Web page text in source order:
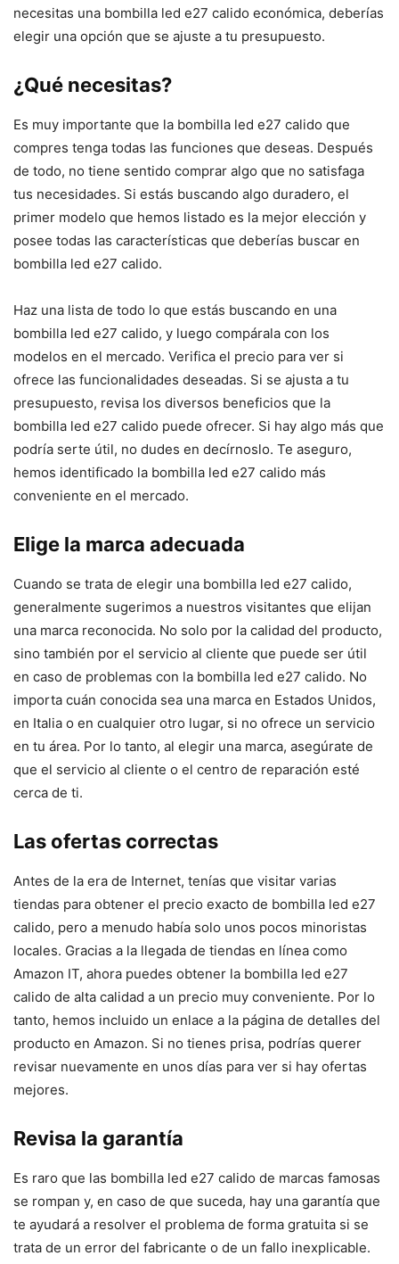
necesitas una bombilla led e27 calido económica, deberías
elegir una opción que se ajuste a tu presupuesto.
¿Qué necesitas?
Es muy importante que la bombilla led e27 calido que
compres tenga todas las funciones que deseas. Después
de todo, no tiene sentido comprar algo que no satisfaga
tus necesidades. Si estás buscando algo duradero, el
primer modelo que hemos listado es la mejor elección y
posee todas las características que deberías buscar en
bombilla led e27 calido.
Haz una lista de todo lo que estás buscando en una
bombilla led e27 calido, y luego compárala con los
modelos en el mercado. Verifica el precio para ver si
ofrece las funcionalidades deseadas. Si se ajusta a tu
presupuesto, revisa los diversos beneficios que la
bombilla led e27 calido puede ofrecer. Si hay algo más que
podría serte útil, no dudes en decírnoslo. Te aseguro,
hemos identificado la bombilla led e27 calido más
conveniente en el mercado.
Elige la marca adecuada
Cuando se trata de elegir una bombilla led e27 calido,
generalmente sugerimos a nuestros visitantes que elijan
una marca reconocida. No solo por la calidad del producto,
sino también por el servicio al cliente que puede ser útil
en caso de problemas con la bombilla led e27 calido. No
importa cuán conocida sea una marca en Estados Unidos,
en Italia o en cualquier otro lugar, si no ofrece un servicio
en tu área. Por lo tanto, al elegir una marca, asegúrate de
que el servicio al cliente o el centro de reparación esté
cerca de ti.
Las ofertas correctas
Antes de la era de Internet, tenías que visitar varias
tiendas para obtener el precio exacto de bombilla led e27
calido, pero a menudo había solo unos pocos minoristas
locales. Gracias a la llegada de tiendas en línea como
Amazon IT, ahora puedes obtener la bombilla led e27
calido de alta calidad a un precio muy conveniente. Por lo
tanto, hemos incluido un enlace a la página de detalles del
producto en Amazon. Si no tienes prisa, podrías querer
revisar nuevamente en unos días para ver si hay ofertas
mejores.
Revisa la garantía
Es raro que las bombilla led e27 calido de marcas famosas
se rompan y, en caso de que suceda, hay una garantía que
te ayudará a resolver el problema de forma gratuita si se
trata de un error del fabricante o de un fallo inexplicable.